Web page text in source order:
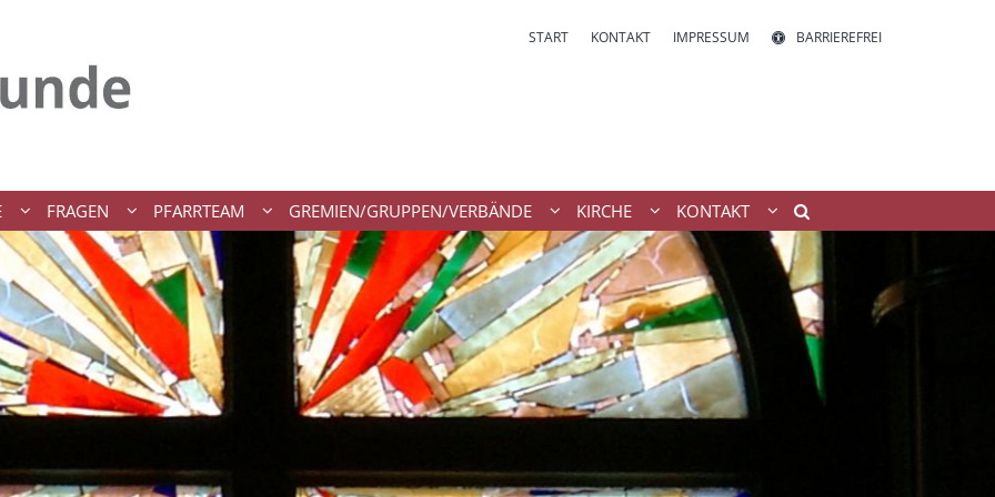
START KONTAKT IMPRESSUM BARRIEREFREI
FRAGEN PFARRTEAM GREMIEN/GRUPPEN/VERBÄNDE KIRCHE KONTAKT